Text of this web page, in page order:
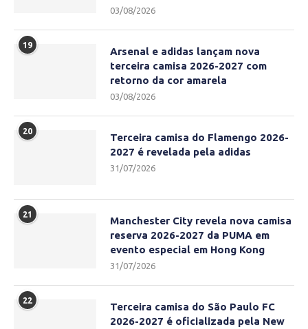
03/08/2026
19
Arsenal e adidas lançam nova
terceira camisa 2026-2027 com
retorno da cor amarela
03/08/2026
20
Terceira camisa do Flamengo 2026-
2027 é revelada pela adidas
31/07/2026
21
Manchester City revela nova camisa
reserva 2026-2027 da PUMA em
evento especial em Hong Kong
31/07/2026
22
Terceira camisa do São Paulo FC
2026-2027 é oficializada pela New